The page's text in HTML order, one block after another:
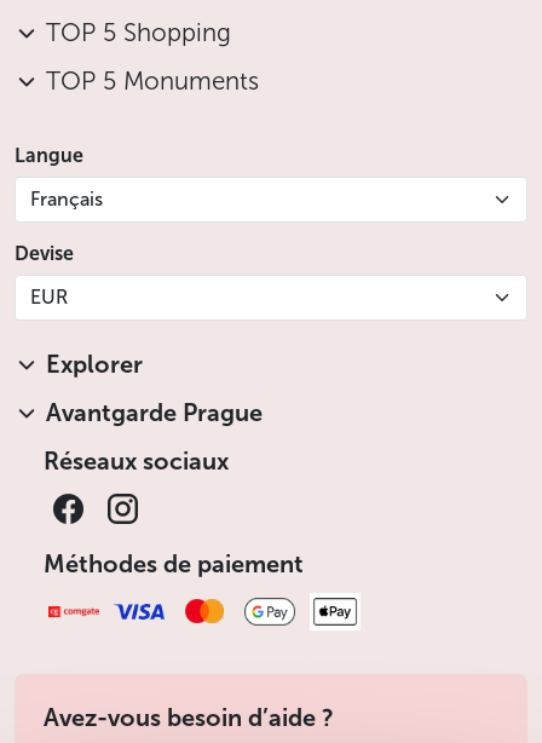
TOP 5 Shopping
TOP 5 Monuments
Langue
Français
Devise
EUR
Explorer
Avantgarde Prague
Réseaux sociaux
Méthodes de paiement
Avez-vous besoin d’aide ?